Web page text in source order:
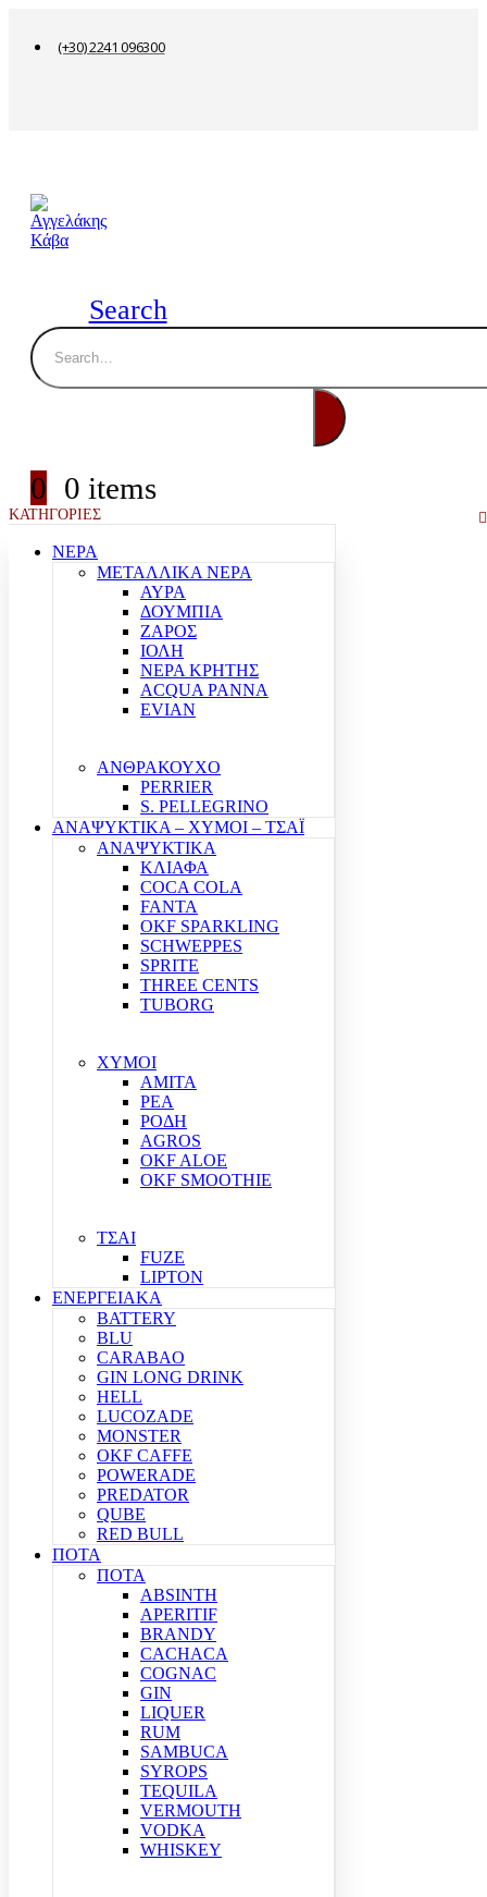
(+30) 2241 096300
Search
0 0 items
ΚΑΤΗΓΟΡΙΕΣ
ΝΕΡΑ
ΜΕΤΑΛΛΙΚΑ ΝΕΡΑ
ΑΥΡΑ
ΔΟΥΜΠΙΑ
ΖΑΡΟΣ
ΙΟΛΗ
ΝΕΡΑ ΚΡΗΤΗΣ
ACQUA PANNA
EVIAN
ΑΝΘΡΑΚΟΥΧΟ
PERRIER
S. PELLEGRINO
ΑΝΑΨΥΚΤΙΚΑ – ΧΥΜΟΙ – ΤΣΑΪ
ΑΝΑΨΥΚΤΙΚΑ
ΚΛΙΑΦΑ
COCA COLA
FANTA
OKF SPARKLING
SCHWEPPES
SPRITE
THREE CENTS
TUBORG
ΧΥΜΟΙ
ΑΜΙΤΑ
ΡΕΑ
ΡΟΔΗ
AGROS
OKF ALOE
OKF SMOOTHIE
ΤΣΑΙ
FUZE
LIPTON
ΕΝΕΡΓΕΙΑΚΑ
BATTERY
BLU
CARABAO
GIN LONG DRINK
HELL
LUCOZADE
MONSTER
OKF CAFFE
POWERADE
PREDATOR
QUBE
RED BULL
ΠΟΤΑ
ΠΟΤΑ
ABSINTH
APERITIF
BRANDY
CACHACA
COGNAC
GIN
LIQUER
RUM
SAMBUCA
SYROPS
TEQUILA
VERMOUTH
VODKA
WHISKEY